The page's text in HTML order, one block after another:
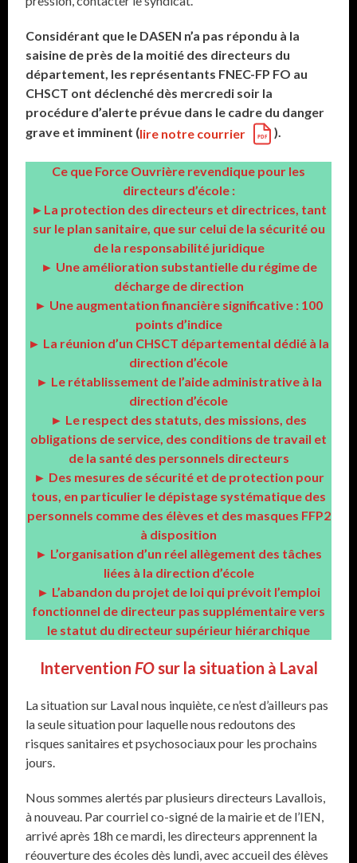
Considérant que le DASEN n’a pas répondu à la
saisine de près de la moitié des directeurs du
département, les représentants FNEC-FP FO au
CHSCT ont déclenché dès mercredi soir la
procédure d’alerte prévue dans le cadre du danger
grave et imminent (lire notre courrier ).
Ce que Force Ouvrière revendique pour les
directeurs d’école :
►La protection des directeurs et directrices, tant
sur le plan sanitaire, que sur celui de la sécurité ou
de la responsabilité juridique
► Une amélioration substantielle du régime de
décharge de direction
► Une augmentation financière significative : 100
points d’indice
► La réunion d’un CHSCT départemental dédié à la
direction d’école
► Le rétablissement de l’aide administrative à la
direction d’école
► Le respect des statuts, des missions, des
obligations de service, des conditions de travail et
de la santé des personnels directeurs
► Des mesures de sécurité et de protection pour
tous, en particulier le dépistage systématique des
personnels comme des élèves et des masques FFP2
à disposition
► L’organisation d’un réel allègement des tâches
liées à la direction d’école
► L’abandon du projet de loi qui prévoit l’emploi
fonctionnel de directeur pas supplémentaire vers
le statut du directeur supérieur hiérarchique
Intervention FOsur la situation à Laval
La situation sur Laval nous inquiète, ce n’est d’ailleurs pas
la seule situation pour laquelle nous redoutons des
risques sanitaires et psychosociaux pour les prochains
jours.
Nous sommes alertés par plusieurs directeurs Lavallois,
à nouveau. Par courriel co-signé de la mairie et de l’IEN,
arrivé après 18h ce mardi, les directeurs apprennent la
réouverture des écoles dès lundi, avec accueil des élèves